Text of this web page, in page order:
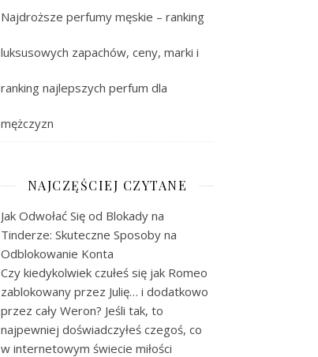
Najdroższe perfumy męskie – ranking
luksusowych zapachów, ceny, marki i
ranking najlepszych perfum dla
mężczyzn
NAJCZĘŚCIEJ CZYTANE
Jak Odwołać Się od Blokady na
Tinderze: Skuteczne Sposoby na
Odblokowanie Konta
Czy kiedykolwiek czułeś się jak Romeo
zablokowany przez Julię… i dodatkowo
przez cały Weron? Jeśli tak, to
najpewniej doświadczyłeś czegoś, co
w internetowym świecie miłości